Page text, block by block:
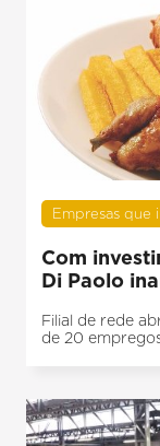
Empresas que
Com
Di Paolo
Filial de rede
de 20